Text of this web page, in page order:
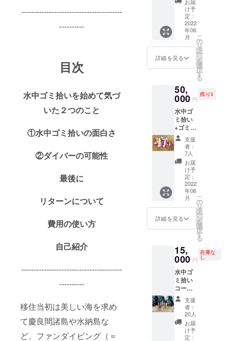
----------------------------------------
----------
目次
水中ゴミ拾いを始めて気づ
いた２つのこと
①水中ゴミ拾いの面白さ
②ダイバーの可能性
最後に
リターンについて
費用の使い方
自己紹介
----------------------------------------
----------
移住当初は美しい海を求め
て慶良間諸島や水納島な
ど、ファンダイビング（＝
い。
（掲載
方法:文
字 掲
載期間:
望しな
い場合
い」と
ご記載
くださ
い。
は「希
望しな
い」と
ご記載
くださ
い。
発送の
予定で
す。 ※
送料込
み ※
ホーム
ページ
所望の
場合、
支援時
必ず
【備考
欄】に
掲載を
希望さ
れるお
名前を
ご記入
くださ
い。
（掲載
方法:文
載期間:
２年以
い場合
は「希
望しな
い」と
ご記載
くださ
い。
円を割
引致し
ます！
※有効期
限:2022
/08/1〜
2023/04
※6〜7月
クーポ
ン、ス
カーを
発送さ
せて頂
きま
す。 ※
ご使用
は一度
限りと
し、第
三者へ
の譲渡
はでき
ませ
ん。
+ホーム
ページ
に名前
記載
（任
意） 通
常は予
約が重
で水中
ゴミ拾
いダイ
ビング
を行い
ます
が、 マ
ンツー
マンで
Project
AWARE
講習
（座
学）を
した
後、海
で水中
す！水
中ゴミ
極めた
い方の
スペ
シャル
ゴミ拾
いコー
スで
す！ ※
水中ゴ
お届
け予
定：
2022
年06
月
詳細を見る
こ
の
リ
タ
ー
ン
を
選
択
す
る
50,
000 円
残り3
水中ゴ
ミ拾い
+ゴミ
アート
作り
+ホーム
ページ
に名前
記載
（任
意） 水
中ゴミ
拾いを
した
後、海
あるマ
イクロ
プラス
チック
をコル
クボー
ドに貼
り付け
てアー
トを作
りま
す！一
支援
者：
7人
お届
け予
定：
2022
年06
月
詳細を見る
こ
の
リ
タ
ー
ン
を
選
択
す
る
15,
000 円
在庫な
し
水中ゴ
ミ拾い
コース
一回分
+ホーム
ページ
に名前
記載
（任
支援
者：
20人
お届
け予
定：